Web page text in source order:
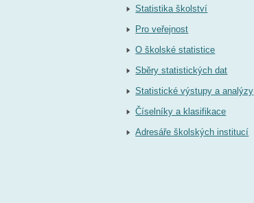
Statistika školství
Pro veřejnost
O školské statistice
Sběry statistických dat
Statistické výstupy a analýzy
Číselníky a klasifikace
Adresáře školských institucí